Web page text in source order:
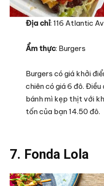
Địa chỉ: 116 Atlantic
Ẩm thực: Burgers
Burgers có giá khởi
chiên có giá 6 đô.
bánh mì kẹp thịt với
tốn của bạn 14.50 đô.
7. Fonda Lola